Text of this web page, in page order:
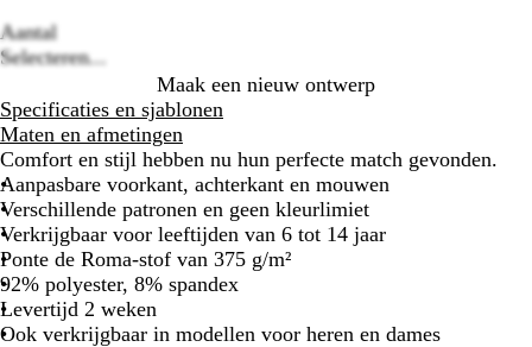
options
Aantal
Selecteren...
Maak een nieuw ontwerp
Specificaties en sjablonen
Maten en afmetingen
Comfort en stijl hebben nu hun perfecte match gevonden.
Aanpasbare voorkant, achterkant en mouwen
Verschillende patronen en geen kleurlimiet
Verkrijgbaar voor leeftijden van 6 tot 14 jaar
Ponte de Roma-stof van 375 g/m²
92% polyester, 8% spandex
Levertijd 2 weken
Ook verkrijgbaar in modellen voor heren en dames